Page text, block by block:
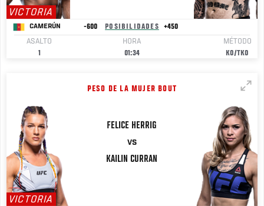
VICTORIA
CAMERÚN -600 POSIBILIDADES
+450
ASALTO
1
HORA
01:34
MÉTODO
KO/TKO
PESO DE LA MUJER BOUT
VICTORIA
FELICE HERRIG
VS
KAILIN CURRAN